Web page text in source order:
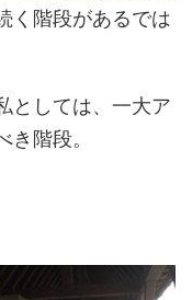
く階段があるでは
としては、一大ア
階段。